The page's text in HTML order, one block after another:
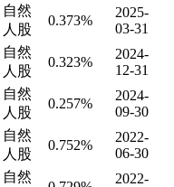
自然
人股
0.373%
2025-
03-31
自然
人股
0.323%
2024-
12-31
自然
人股
0.257%
2024-
09-30
自然
人股
0.752%
2022-
06-30
自然
2022-